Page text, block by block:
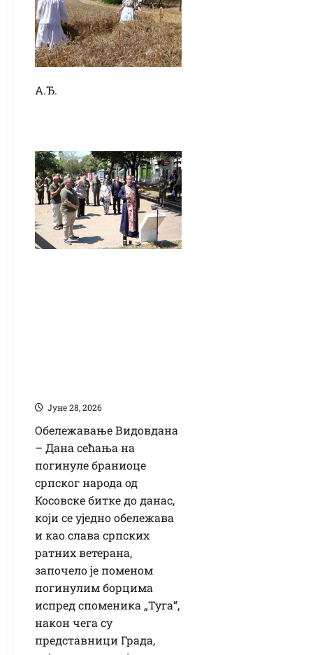
А.Ђ.
Јуне 28, 2026
Обележавање Видовдана
– Дана сећања на
погинуле браниоце
српског народа од
Косовске битке до данас,
који се уједно обележава
и као слава српских
ратних ветерана,
започело је поменом
погинулим борцима
испред споменика „Туга“,
након чега су
представници Града,